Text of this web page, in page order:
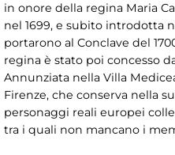
in onore della regina Maria
nel 1699, e subito introdotta
portarono al Conclave del
regina è stato poi concesso
Annunziata nella Villa
Firenze, che conserva nella
personaggi reali europei
tra i quali non mancano i